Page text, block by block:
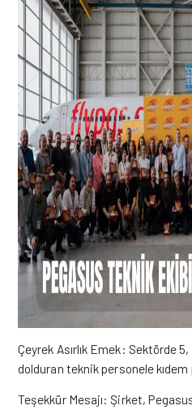
Çeyrek Asırlık Emek: Sektörde 5,
dolduran teknik personele
Teşekkür Mesajı: Şirket,